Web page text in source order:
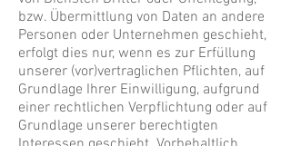
bzw. Übermittlung von Daten an andere
Personen oder Unternehmen geschieht,
erfolgt dies nur, wenn es zur Erfüllung
unserer (vor)vertraglichen Pflichten, auf
Grundlage Ihrer Einwilligung, aufgrund
einer rechtlichen Verpflichtung oder auf
Grundlage unserer berechtigten